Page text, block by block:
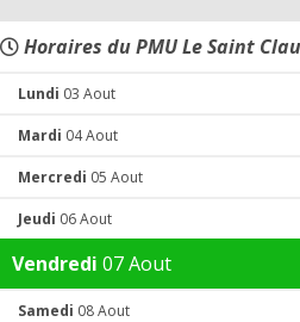
Horaires du PMU Le Saint
Lundi 03 Aout
Mardi 04 Aout
Mercredi 05 Aout
Jeudi 06 Aout
Vendredi 07 Aout
Samedi 08 Aout